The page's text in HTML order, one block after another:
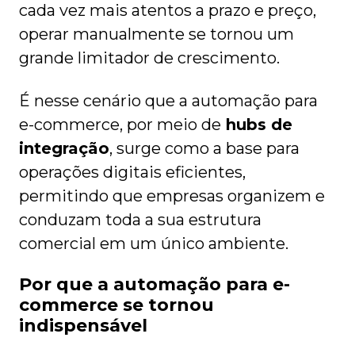
cada vez mais atentos a prazo e preço,
operar manualmente se tornou um
grande limitador de crescimento.
É nesse cenário que a automação para
e-commerce, por meio de hubs de
integração, surge como a base para
operações digitais eficientes,
permitindo que empresas organizem e
conduzam toda a sua estrutura
comercial em um único ambiente.
Por que a automação para e-
commerce se tornou
indispensável